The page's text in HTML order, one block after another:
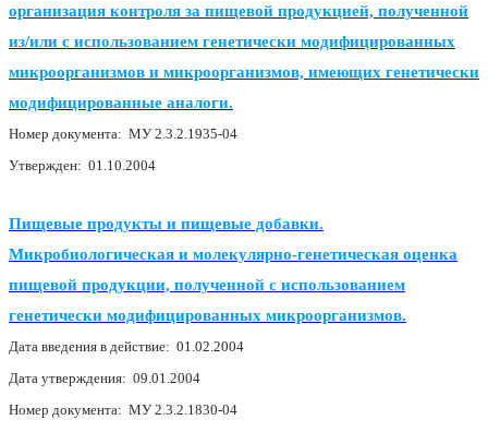
организация контроля за пищевой продукцией, полученной
из/или с использованием генетически модифицированных
микроорганизмов и микроорганизмов, имеющих генетически
модифицированные аналоги.
Номер документа: МУ 2.3.2.1935-04
Утвержден: 01.10.2004
Пищевые продукты и пищевые добавки.
Микробиологическая и молекулярно-генетическая оценка
пищевой продукции, полученной с использованием
генетически модифицированных микроорганизмов.
Дата введения в действие: 01.02.2004
Дата утверждения: 09.01.2004
Номер документа: МУ 2.3.2.1830-04